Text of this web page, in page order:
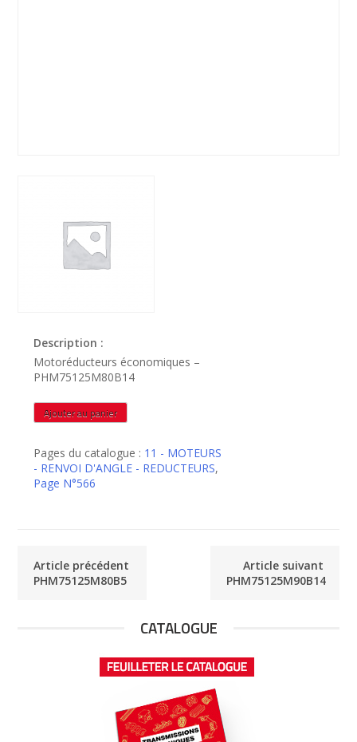
Description :
Motoréducteurs économiques –
PHM75125M80B14
quantité
de
Ajouter au panier
Pages du catalogue : 11 - MOTEURS
- RENVOI D'ANGLE - REDUCTEURS,
Page N°566
Article précédent
PHM75125M80B5
Article suivant
PHM75125M90B14
CATALOGUE